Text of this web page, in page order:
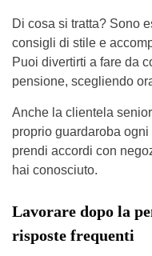
Di cosa si tratta? Sono
consigli di stile e
Puoi divertirti a fare da
pensione, scegliendo
Anche la clientela
proprio guardaroba
prendi accordi con
hai conosciuto.
Lavorare dopo la
risposte frequenti